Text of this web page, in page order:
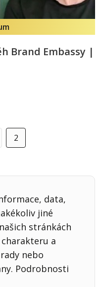
Brand Embassy |
2
data,
jiné
stránkách
a
nebo
Podrobnosti